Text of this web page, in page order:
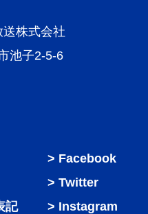
株式会社
池子2-5-6
記
Facebook
Twitter
Instagram